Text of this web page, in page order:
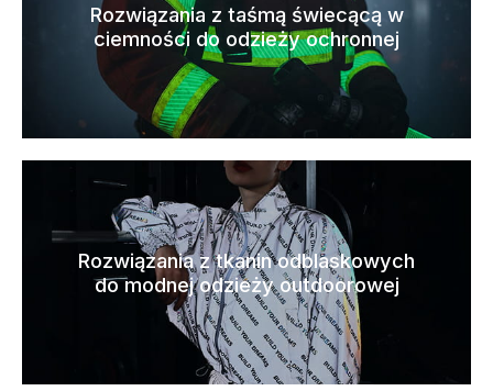
Rozwiązania z taśmą świecącą w
ciemności do odzieży ochronnej
Rozwiązania z tkanin odblaskowych
do modnej odzieży outdoorowej